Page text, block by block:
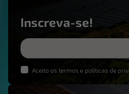
Inscreva-se!
Aceito os termos e políticas de